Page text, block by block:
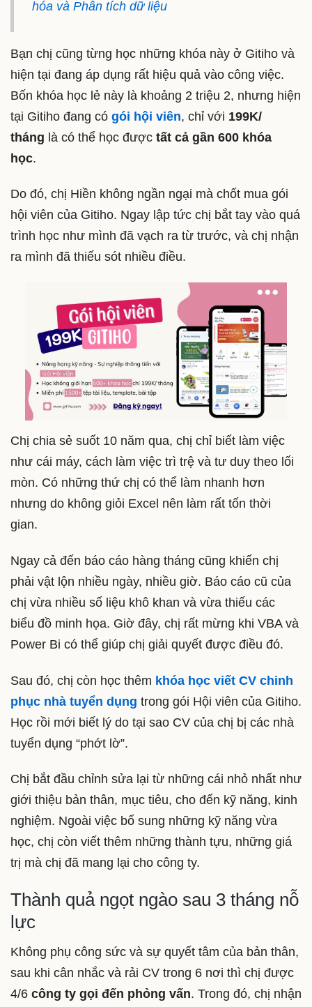
hóa và Phân tích dữ liệu
Bạn chị cũng từng học những khóa này ở Gitiho và
hiện tại đang áp dụng rất hiệu quả vào công việc.
Bốn khóa học lẻ này là khoảng 2 triệu 2, nhưng hiện
tại Gitiho đang có gói hội viên, chỉ với 199K/
tháng là có thể học được tất cả gần 600 khóa
học.
Do đó, chị Hiền không ngần ngại mà chốt mua gói
hội viên của Gitiho. Ngay lập tức chị bắt tay vào quá
trình học như mình đã vạch ra từ trước, và chị nhận
ra mình đã thiếu sót nhiều điều.
Chị chia sẻ suốt 10 năm qua, chị chỉ biết làm việc
như cái máy, cách làm việc trì trệ và tư duy theo lối
mòn. Có những thứ chị có thể làm nhanh hơn
nhưng do không giỏi Excel nên làm rất tốn thời
gian.
Ngay cả đến báo cáo hàng tháng cũng khiến chị
phải vật lộn nhiều ngày, nhiều giờ. Báo cáo cũ của
chị vừa nhiều số liệu khô khan và vừa thiếu các
biểu đồ minh họa. Giờ đây, chị rất mừng khi VBA và
Power Bi có thể giúp chị giải quyết được điều đó.
Sau đó, chị còn học thêm khóa học viết CV chinh
phục nhà tuyển dụng trong gói Hội viên của Gitiho.
Học rồi mới biết lý do tại sao CV của chị bị các nhà
tuyển dụng “phớt lờ”.
Chị bắt đầu chỉnh sửa lại từ những cái nhỏ nhất như
giới thiệu bản thân, mục tiêu, cho đến kỹ năng, kinh
nghiệm. Ngoài việc bổ sung những kỹ năng vừa
học, chị còn viết thêm những thành tựu, những giá
trị mà chị đã mang lại cho công ty.
Thành quả ngọt ngào sau 3 tháng nỗ
lực
Không phụ công sức và sự quyết tâm của bản thân,
sau khi cân nhắc và rải CV trong 6 nơi thì chị được
4/6 công ty gọi đến phỏng vấn. Trong đó, chị nhận